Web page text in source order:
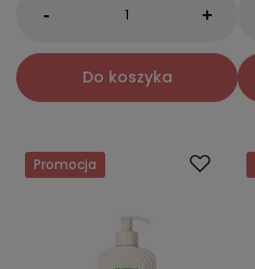
- +
Do koszyka
Promocja